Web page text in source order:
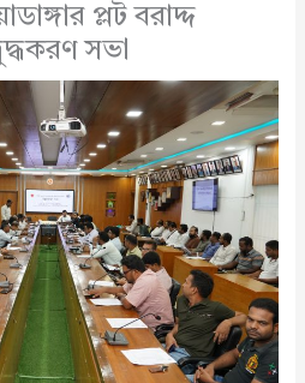
প্লট বরাদ্দ
সভা